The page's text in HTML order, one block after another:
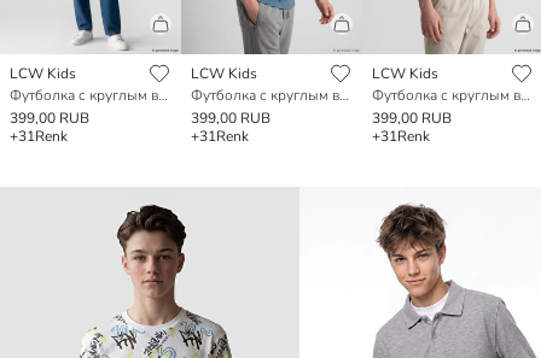
LCW Kids
Футболка с круглым вырезом и коротким рукавом для мальчиков
399,00 RUB
+31Renk
LCW Kids
Футболка с круглым вырезом и коротким рукавом для мальчиков
399,00 RUB
+31Renk
LCW Kids
Футболка с круглым вырезом и коротким рукавом для мальчиков
399,00 RUB
+31Renk